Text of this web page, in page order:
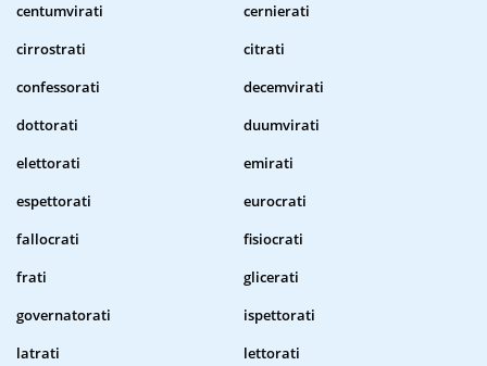
centumvirati
cernierati
cirrostrati
citrati
confessorati
decemvirati
dottorati
duumvirati
elettorati
emirati
espettorati
eurocrati
fallocrati
fisiocrati
frati
glicerati
governatorati
ispettorati
latrati
lettorati